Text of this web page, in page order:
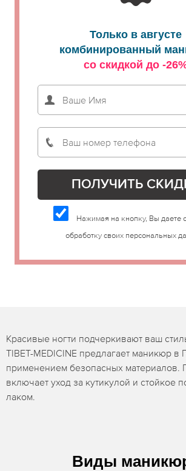
Только в августе
комбинированный
со скидкой до -
Нажимая на кнопку, Вы даете
обработку своих персональных
Красивые ногти подчеркивают ваш
TIBET-MEDICINE предлагает маникюр в
применением безопасных материалов.
включает уход за кутикулой и стойкое
лаком.
Виды